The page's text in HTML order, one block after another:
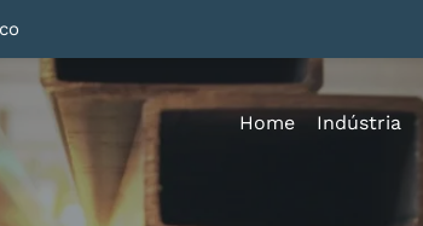
Home Indústria